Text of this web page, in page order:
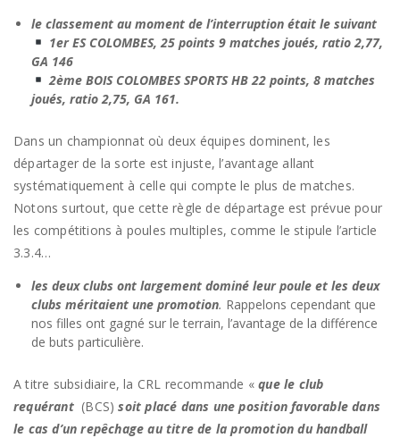
le classement au moment de l’interruption était le suivant
1er ES COLOMBES, 25 points 9 matches joués, ratio 2,77,
GA 146
2ème BOIS COLOMBES SPORTS HB 22 points, 8 matches
joués, ratio 2,75, GA 161.
Dans un championnat où deux équipes dominent, les
départager de la sorte est injuste, l’avantage allant
systématiquement à celle qui compte le plus de matches.
Notons surtout, que cette règle de départage est prévue pour
les compétitions à poules multiples, comme le stipule l’article
3.3.4…
les deux clubs ont largement dominé leur poule et les deux
clubs méritaient une promotion. Rappelons cependant que
nos filles ont gagné sur le terrain, l’avantage de la différence
de buts particulière.
A titre subsidiaire, la CRL recommande «que le club
requérant (BCS)soit placé dans une position favorable dans
le cas d’un repêchage au titrede la promotion du handball